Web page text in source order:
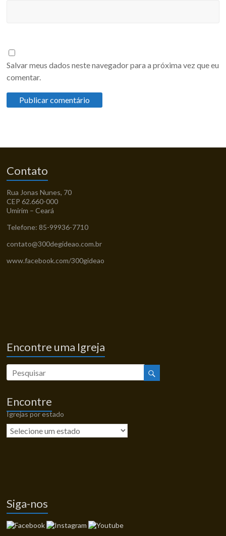
Salvar meus dados neste navegador para a próxima vez que eu
comentar.
Contato
Rua Jonas Nunes, 70
CEP 62.660-000
Umirim – Ceará
Telefone: 85-99936-7710
contato@300degideao.com.br
www.facebook.com/300gideao
Encontre uma Igreja
Encontre
Igrejas por estado
Siga-nos